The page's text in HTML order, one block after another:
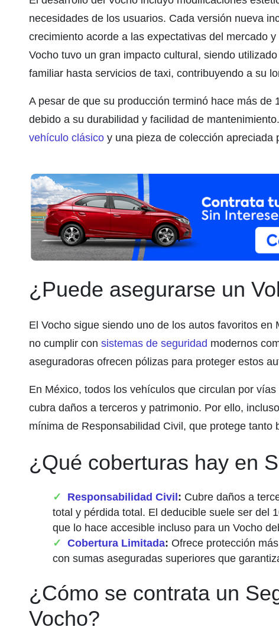
necesidades de los usuarios. Cada versión nueva
crecimiento acorde a las expectativas del mercado
Vocho tuvo un gran impacto cultural, siendo
familiar hasta servicios de taxi, contribuyendo a su
A pesar de que su producción terminó hace más de
debido a su durabilidad y facilidad de
vehículo clásico y una pieza de colección apreciada
¿Puede asegurarse un
El Vocho sigue siendo uno de los autos favoritos
no cumplir con sistemas de seguridad modernos
aseguradoras ofrecen pólizas para proteger estos
En México, todos los vehículos que circulan por
cubra daños a terceros y patrimonio. Por ello,
mínima de Responsabilidad Civil, que protege tanto
¿Qué coberturas hay en
Responsabilidad Civil : Cubre daños a
total y pérdida total. El deducible suele ser del
que lo hace accesible incluso para un Vocho
Cobertura Limitada: Ofrece protección
con sumas aseguradas superiores que
¿Cómo se contrata un
Vocho?